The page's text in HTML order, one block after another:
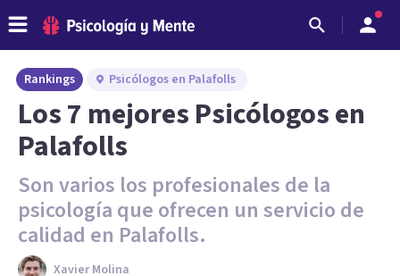
Rankings Psicólogos en Palafolls
Los 7 mejores Psicólogos en
Palafolls
Son varios los profesionales de la
psicología que ofrecen un servicio de
calidad en Palafolls.
Xavier Molina